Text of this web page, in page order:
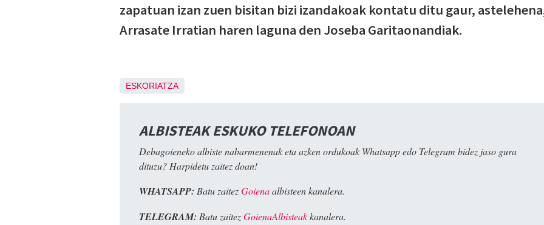
zapatuan izan zuen bisitan bizi izandakoak kontatu ditu gaur,
Arrasate Irratian haren laguna den Joseba Garitaonandiak.
ESKORIATZA
ALBISTEAK ESKUKO TELEFONOAN
Debagoieneko albiste nabarmenenak eta azken ordukoak Whatsapp edo Telegram bidez jaso gura
dituzu? Harpidetu zaitez doan!
WHATSAPP: Batu zaitezGoienaalbisteen kanalera.
TELEGRAM: Batu zaitezGoienaAlbisteakkanalera.